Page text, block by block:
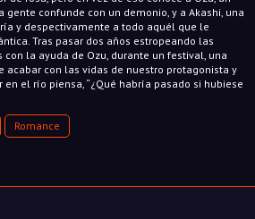
confunde con un demonio, y a Akashi, una
y despectivamente a todo aquél que le
Tras pasar dos años estropeando las
la ayuda de Ozu, durante un festival, una
acabar con las vidas de nuestro protagonista y
en el río piensa, “¿Qué habría pasado si hubiese
Romance